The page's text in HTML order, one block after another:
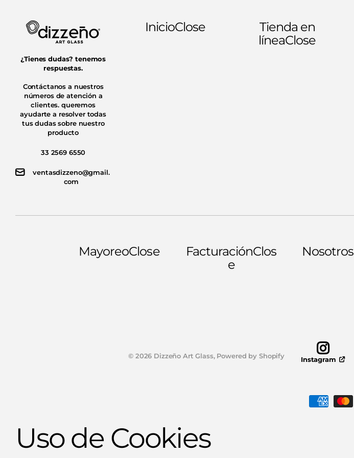
¿Tienes dudas? tenemos
respuestas.
Contáctanos a nuestros
números de atención a
clientes. queremos
ayudarte a resolver todas
tus dudas sobre nuestro
producto
33 2569 6550
ventasdizzeno@gmail.
com
InicioClose
Tienda en
líneaClose
MayoreoClose FacturaciónClos
e
Nosotros
© 2026 Dizzeño Art Glass, Powered by Shopify Instagram
Uso de Cookies